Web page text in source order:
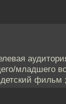
младшего
фильм